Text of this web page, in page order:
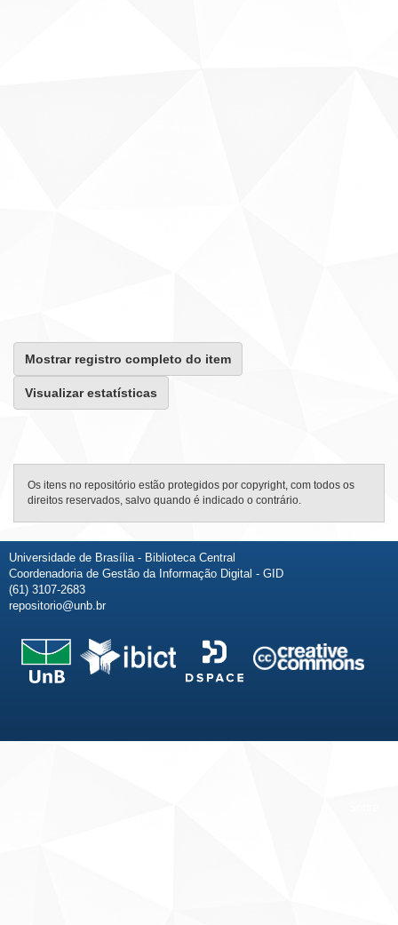
Mostrar registro completo do item
Visualizar estatísticas
Os itens no repositório estão protegidos por copyright, com todos os
direitos reservados, salvo quando é indicado o contrário.
Universidade de Brasília - Biblioteca Central
Coordenadoria de Gestão da Informação Digital - GID
(61) 3107-2683
repositorio@unb.br